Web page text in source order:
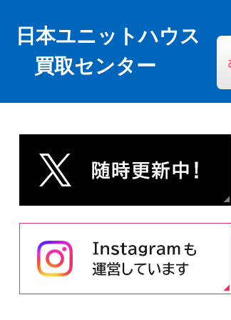
日本ユニットハウス
買取センター